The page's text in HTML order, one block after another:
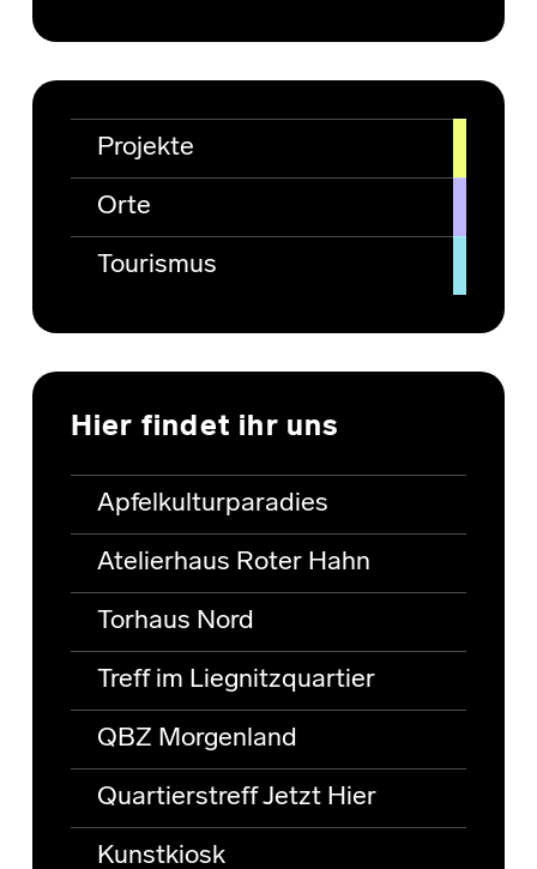
Projekte
Orte
Tourismus
Hier findet ihr uns
Apfelkulturparadies
Atelierhaus Roter Hahn
Torhaus Nord
Treff im Liegnitzquartier
QBZ Morgenland
Quartierstreff Jetzt Hier
Kunstkiosk